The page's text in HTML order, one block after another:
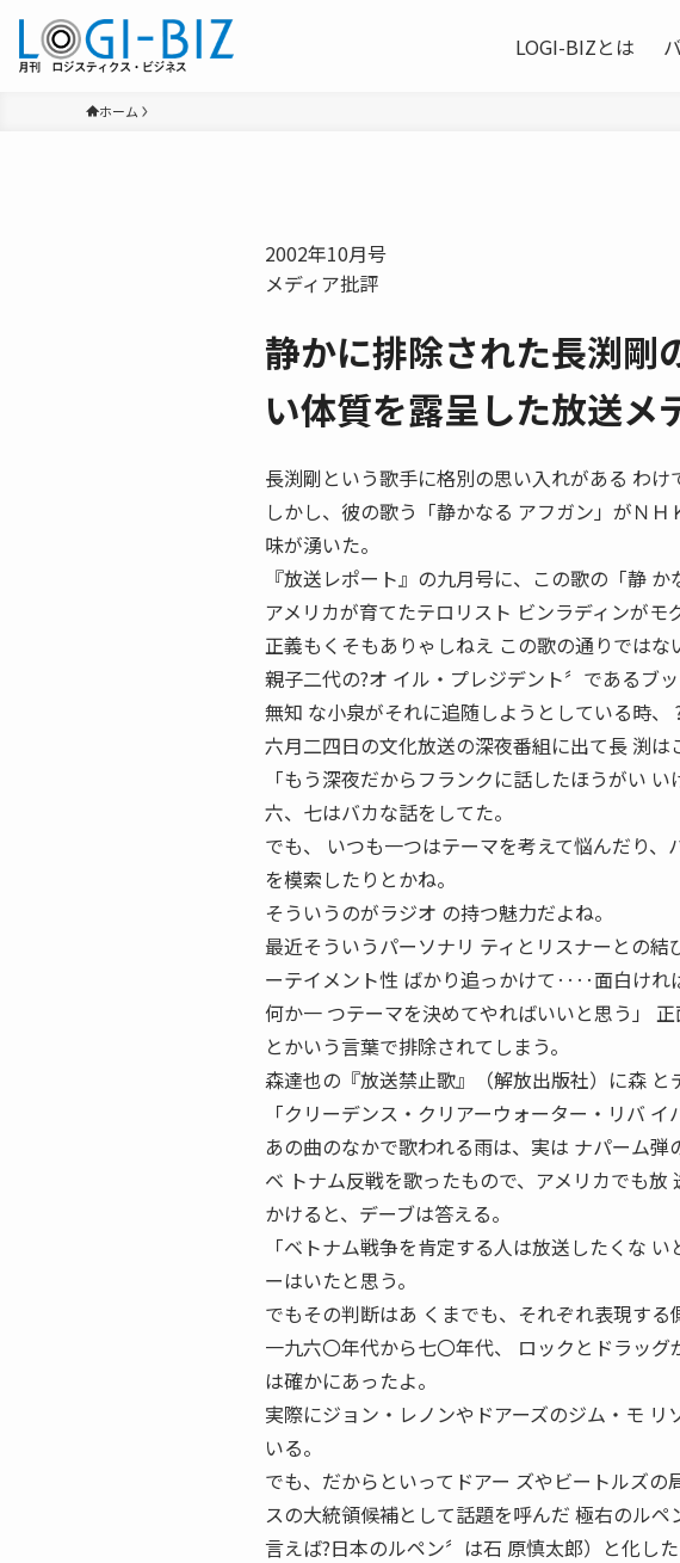
LOGI-BIZとは
ホーム
2002年10月号
メディア批評
静かに排除された長渕剛
い体質を露呈した放送メ
長渕剛という歌手に格別の思い入れがある わけ
しかし、彼の歌う「静かなる アフガン」がＮ
味が湧いた。
『放送レポート』の九月号に、この歌の「静 か
アメリカが育てたテロリスト ビンラディンが
正義もくそもありゃしねえ この歌の通りではな
親子二代の?オ イル・プレジデント〞であるブ
無知 な小泉がそれに追随しようとしている時、
六月二四日の文化放送の深夜番組に出て長 渕は
「もう深夜だからフランクに話したほうがい
六、七はバカな話をしてた。
でも、 いつも一つはテーマを考えて悩んだり
を模索したりとかね。
そういうのがラジオ の持つ魅力だよね。
最近そういうパーソナリ ティとリスナーとの
ーテイメント性 ばかり追っかけて‥‥面白けれ
何か一 つテーマを決めてやればいいと思う」
とかいう言葉で排除されてしまう。
森達也の『放送禁止歌』（解放出版社）に森 と
「クリーデンス・クリアーウォーター・リバ
あの曲のなかで歌われる雨は、実は ナパーム弾
ベ トナム反戦を歌ったもので、アメリカでも
かけると、デーブは答える。
「ベトナム戦争を肯定する人は放送したくな
ーはいたと思う。
でもその判断はあ くまでも、それぞれ表現する
一九六〇年代から七〇年代、 ロックとドラッ
は確かにあったよ。
実際にジョン・レノンやドアーズのジム・モ
いる。
でも、だからといってドアー ズやビートルズ
スの大統領候補として話題を呼んだ 極右のル
言えば?日本のルペン〞は石 原慎太郎）と化し